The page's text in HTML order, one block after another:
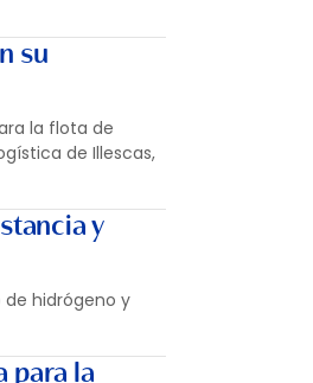
su
la flota de
de Illescas,
y
hidrógeno y
para la